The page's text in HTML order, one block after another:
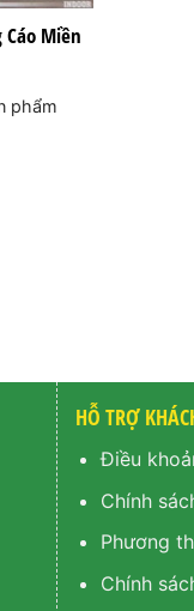
Miền
phẩm
HỖ TRỢ
Điều
Chính
Phương
Chính